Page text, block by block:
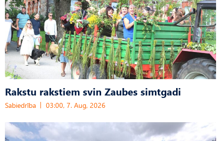
Rakstu rakstiem svin Zaubes simtgadi
Sabiedrība 03:00, 7. Aug, 2026